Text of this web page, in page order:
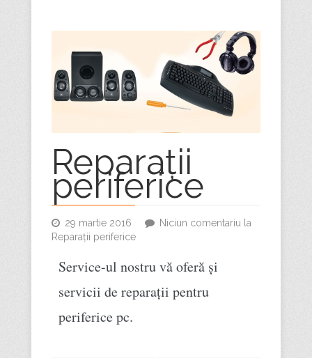
Reparații
periferice
29 martie 2016 Niciun comentariula
Reparații periferice
Service-ul nostru vă oferă și
servicii de reparații pentru
periferice pc.